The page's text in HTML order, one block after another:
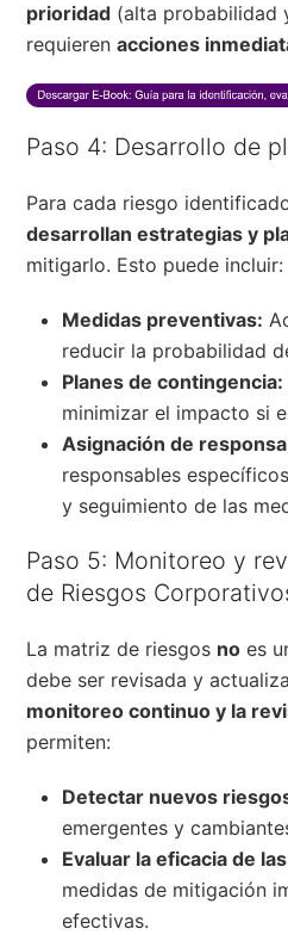
prioridad (alta probabilidad
requierenacciones
Paso 4: Desarrollo de
Para cada riesgo
desarrollan estrategias y
mitigarlo. Esto puede incluir:
Medidas preventivas:
reducir la probabilidad
Planes de contingencia:
minimizar el impacto si
Asignación de
responsables
y seguimiento de las
Paso 5: Monitoreo y
de Riesgos
La matriz de riesgos no es
debe ser revisada y
monitoreo continuo y la
permiten:
Detectar nuevos
emergentes y
Evaluar la eficacia de
medidas de mitigación
efectivas.